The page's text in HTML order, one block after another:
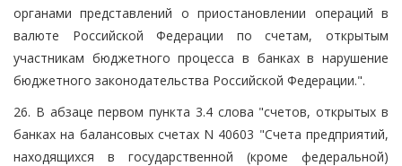
органами представлений о приостановлении операций в
валюте Российской Федерации по счетам, открытым
участникам бюджетного процесса в банках в нарушение
бюджетного законодательства Российской Федерации.".
26. В абзаце первом пункта 3.4 слова "счетов, открытых в
банках на балансовых счетах N 40603 "Счета предприятий,
находящихся в государственной (кроме федеральной)